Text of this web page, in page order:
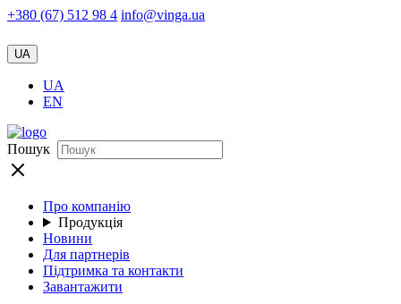
+380 (67) 512 98 4 info@vinga.ua
UA
UA
EN
Пошук
Про компанію
Продукція
Новини
Для партнерів
Підтримка та контакти
Завантажити